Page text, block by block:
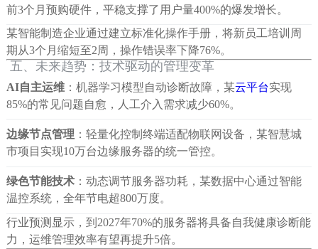
前3个月预购硬件，平稳支撑了用户量400%的爆发增长。
某智能制造企业通过建立标准化操作手册，将新员工培训周
期从3个月缩短至2周，操作错误率下降76%。
五、未来趋势：技术驱动的管理变革
AI自主运维：机器学习模型自动诊断故障，某云平台实现
85%的常见问题自愈，人工介入需求减少60%。
边缘节点管理 ：轻量化控制终端适配物联网设备，某智慧城
市项目实现10万台边缘服务器的统一管控。
绿色节能技术：动态调节服务器功耗，某数据中心通过智能
温控系统，全年节电超800万度。
行业预测显示，到2027年70%的服务器将具备自我健康诊断能
力，运维管理效率有望再提升5倍。